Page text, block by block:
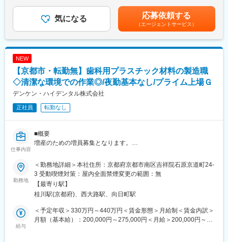
プとなるよう、柔軟に対応できる環境が整っています。
・入社時、京都に引越しが必要な方には礼金・引越代の補助を行
■当社について：
当社は、医療用分析装置と体外診断用医薬品のメーカーです。特
に、糖尿病検査装置の分野では国内トップクラスの地位を築いて
60％、社内のグローバル化も進行中です。
・ISO13485およびQMS要求事項への適合性確認
・設計変更時のQMS観点での確認・管理
・品質関連文書（手順書・記録類）の整備・管理
医療機器・体外診断薬に求められる安全性・有効性・機能性を、
仕組みとして保証するQAとして、専門性の高いメンバーと協働し
ながら、アークレイグループの品質保証体制を構築していただき
■キャリアパス：
アパスを用意しており、ご自身の希望を尊重したキャリアステッ
プとなるよう、柔軟に対応できる環境が整っています。
■その他：
きなチームとなり、横連携しながら開発設計をしています。設計
品質管理のチームは、これらのチームと携わりながら業務を進め
の負担は御座います。実費負担となります。礼金が15万（単
身）、25万（家族帯同）、仲介手数料家賃1ヶ月分も会社負担と
なります。賃金はあくまでも目安の金額であり、選考を通じて上
下する可能性があります。月給(月額)は固定手当を含めた表記で
す。
気になる 応募依頼する
（エージェントサービス）
NEW
【京都市・転勤無】歯科用プラスチック材料の製造職
◇清潔な環境での作業◎/夜勤基本なし/プライム上場Ｇ
デンケン・ハイデンタル株式会社
正社員 転勤なし
仕事内容
■概要
増産のための増員募集となります。
ある当社にて、歯科用材料製造に関する業務の遂行をお任せしま
す。
■具体的には：
歯科用材料（プラスチック系）製造
（1）原材料の出庫、（2）製造の基本業務（混合、成形、仕上作
業、包装 等々）
勤務地
＜勤務地詳細＞本社住所：京都府京都市南区吉祥院石原京道町24-
3 受動喫煙対策：屋内全面禁煙変更の範囲：無
【最寄り駅】
桂川駅(京都府)、西大路駅、向日町駅
給与
＜予定年収＞330万円～440万円＜賃金形態＞月給制＜賃金内訳＞
月額（基本給）：200,000円～275,000円＜月給＞200,000円～